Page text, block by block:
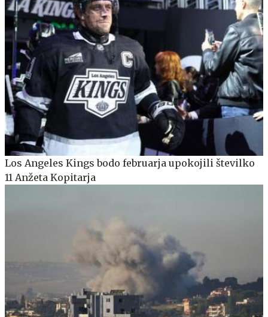
Los Angeles Kings bodo februarja upokojili številko
11 Anžeta Kopitarja